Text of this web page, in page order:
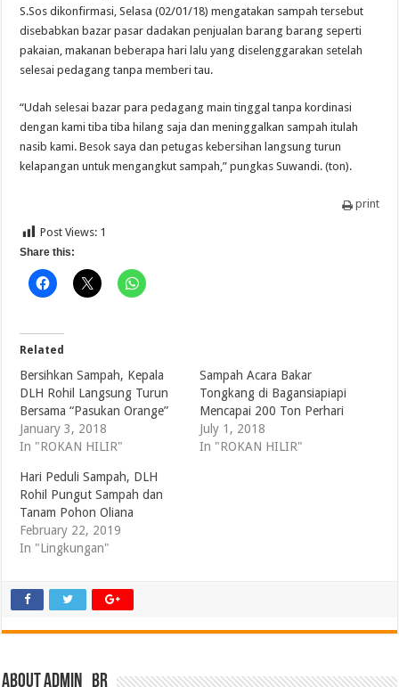
S.Sos dikonfirmasi, Selasa (02/01/18) mengatakan sampah tersebut
disebabkan bazar pasar dadakan penjualan barang barang seperti
pakaian, makanan beberapa hari lalu yang diselenggarakan setelah
selesai pedagang tanpa memberi tau.
“Udah selesai bazar para pedagang main tinggal tanpa kordinasi
dengan kami tiba tiba hilang saja dan meninggalkan sampah itulah
nasib kami. Besok saya dan petugas kebersihan langsung turun
kelapangan untuk mengangkut sampah,” pungkas Suwandi. (ton).
print
Post Views: 1
Share this:
Related
Bersihkan Sampah, Kepala
DLH Rohil Langsung Turun
Bersama “Pasukan Orange”
January 3, 2018
In "ROKAN HILIR"
Sampah Acara Bakar
Tongkang di Bagansiapiapi
Mencapai 200 Ton Perhari
July 1, 2018
In "ROKAN HILIR"
Hari Peduli Sampah, DLH
Rohil Pungut Sampah dan
Tanam Pohon Oliana
February 22, 2019
In "Lingkungan"
About admin_br